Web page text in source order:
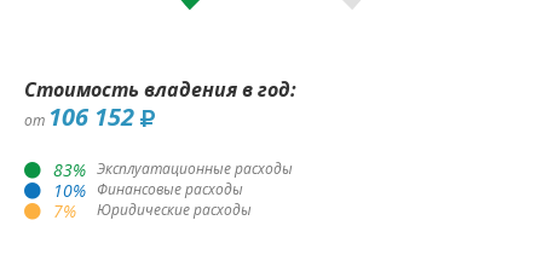
Стоимость владения в год:
от 106 152
83% Эксплуатационные расходы
10% Финансовые расходы
7% Юридические расходы